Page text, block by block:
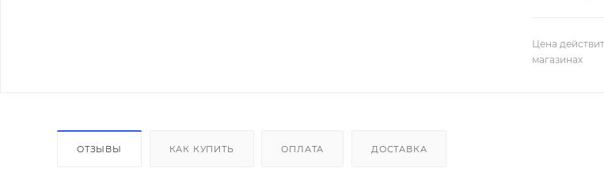
Цена
магазинах
ОТЗЫВЫ КАК КУПИТЬ ОПЛАТА ДОСТАВКА